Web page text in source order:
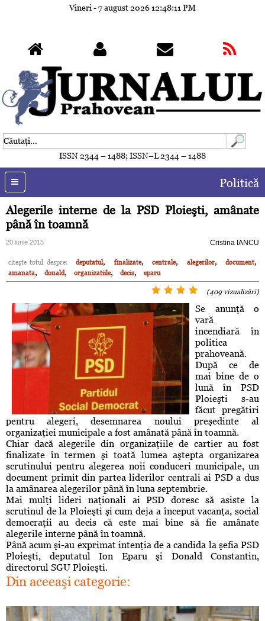
Vineri - 7 august 202612:48:14 PM
ISSN 2344 – 1488; ISSN–L 2344 – 1488
Politică
Alegerile interne de la PSD Ploieşti, amânate
până în toamnă
20 iunie 2015 Cristina IANCU
citeşte totul despre: deputatul, finalizate, centrale, alegerilor, document,
amanata, donald, organizatiile, decis, eparu
(409 vizualizări)
Se anunţă o
vară
incendiară în
politica
prahoveană.
După ce de
mai bine de o
lună în PSD
Ploieşti s-au
făcut pregătiri
pentru alegeri, desemnarea noului preşedinte al
organizaţiei municipale a fost amânată până în toamnă.
Chiar dacă alegerile din organizaţiile de cartier au fost
finalizate în termen şi toată lumea aştepta organizarea
scrutinului pentru alegerea noii conduceri municipale, un
document primit din partea liderilor centrali ai PSD a dus
la amânarea alegerilor până în luna septembrie.
Mai mulţi lideri naţionali ai PSD doresc să asiste la
scrutinul de la Ploieşti şi cum deja a început vacanţa, social
democraţii au decis că este mai bine să fie amânate
alegerile interne până în toamnă.
Până acum şi-au exprimat intenţia de a candida la şefia PSD
Ploieşti, deputatul Ion Eparu şi Donald Constantin,
directorul SGU Ploieşti.
Din aceeaşi categorie: